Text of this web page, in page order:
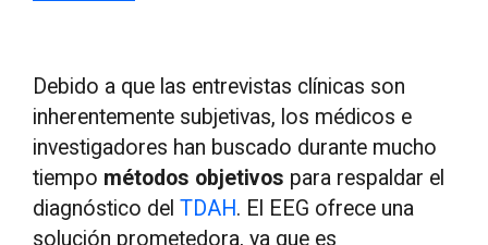
Debido a que las entrevistas clínicas son
inherentemente subjetivas, los médicos e
investigadores han buscado durante mucho
tiempo métodos objetivos para respaldar el
diagnóstico delTDAH. El EEG ofrece una
solución prometedora, ya que es